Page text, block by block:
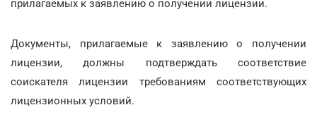
прилагаемых к заявлению о получении лицензии.
Документы, прилагаемые к заявлению о получении
лицензии, должны подтверждать соответствие
соискателя лицензии требованиям соответствующих
лицензионных условий.